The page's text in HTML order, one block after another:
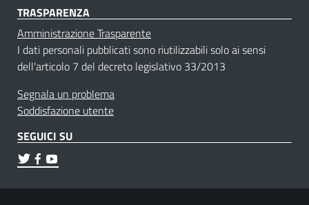
TRASPARENZA
Amministrazione Trasparente
I dati personali pubblicati sono riutilizzabili solo ai sensi
dell'articolo 7 del decreto legislativo 33/2013
Segnala un problema
Soddisfazione utente
SEGUICI SU